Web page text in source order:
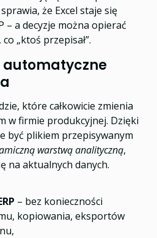
że Excel staje się
– a decyzje można opierać
„ktoś przepisał”.
automatyczne
które całkowicie zmienia
w firmie produkcyjnej. Dzięki
być plikiem przepisywanym
warstwą analityczną,
na aktualnych danych.
– bez konieczności
kopiowania, eksportów